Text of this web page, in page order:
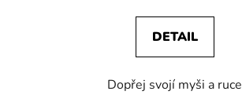
DETAIL
Dopřej svojí myši a ruce